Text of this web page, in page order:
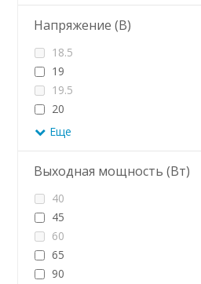
Напряжение (В)
18.5
19
19.5
20
Еще
Выходная мощность (Вт)
40
45
60
65
90